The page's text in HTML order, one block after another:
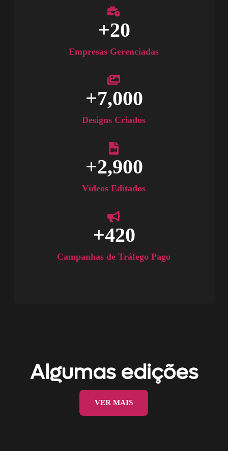
Empresas Gerenciadas
+20
Designs Criados
+7,000
Vídeos Editados
+2,900
Campanhas de Tráfego Pago
+420
Algumas edições
VER MAIS